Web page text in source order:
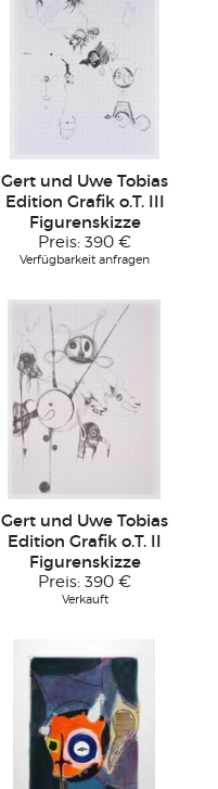
Gert und Uwe Tobias
Edition Grafik o.T. III
Figurenskizze
Preis: 390 €
Verfügbarkeit anfragen
Gert und Uwe Tobias
Edition Grafik o.T. II
Figurenskizze
Preis: 390 €
Verkauft